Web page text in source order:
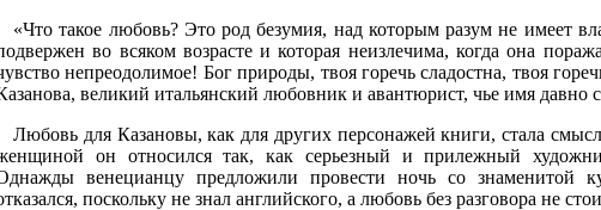
«Что такое любовь? Это род безумия, над которым разум не имеет
во всяком возрасте и которая неизлечима, когда она
непреодолимое! Бог природы, твоя горечь сладостна, твоя
великий итальянский любовник и авантюрист, чье имя давно
Любовь для Казановы, как для других персонажей книги, стала
он относился так, как серьезный и прилежный
венецианцу предложили провести ночь со знаменитой
поскольку не знал английского, а любовь без разговора не